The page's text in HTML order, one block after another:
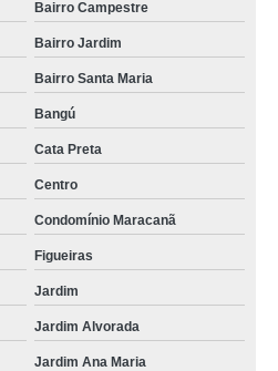
Bairro Campestre
Bairro Jardim
Bairro Santa Maria
Bangú
Cata Preta
Centro
Condomínio Maracanã
Figueiras
Jardim
Jardim Alvorada
Jardim Ana Maria